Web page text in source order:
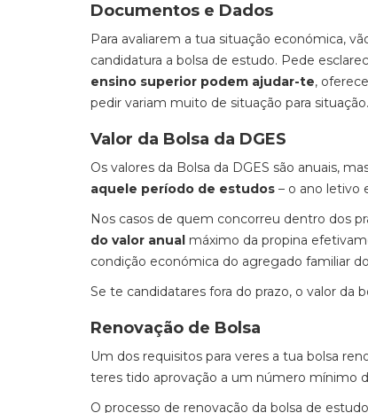
Documentos e Dados
Para avaliarem a tua situação económica,
candidatura a bolsa de estudo. Pede
ensino superior podem ajudar-te,
pedir variam muito de situação para situação.
Valor da Bolsa da DGES
Os valores da Bolsa da DGES são anuais,
aquele período de estudos – o ano letivo
Nos casos de quem concorreu dentro dos
do valor anual máximo da propina
condição económica do agregado familiar
Se te candidatares fora do prazo, o valor da
Renovação de Bolsa
Um dos requisitos para veres a tua bolsa
teres tido aprovação a um número mínimo
O processo de renovação da bolsa de